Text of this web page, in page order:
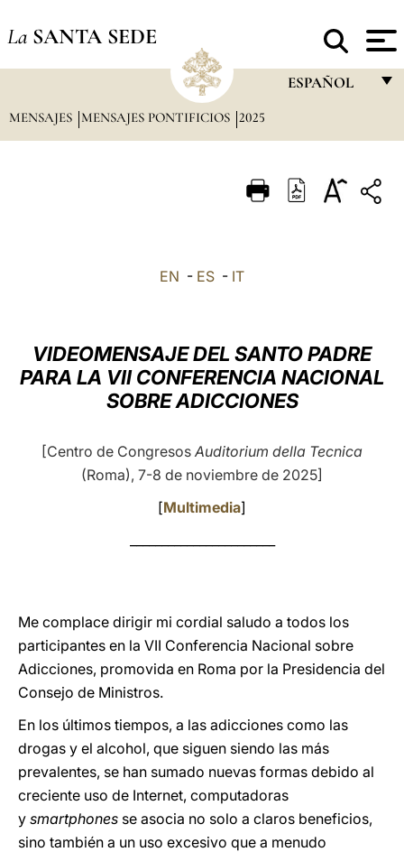
La SANTA SEDE
ESPAÑOL
ITALIANO
العربيّة
中文
MENSAJES MENSAJES PONTIFICIOS 2025
EN - ES - IT
VIDEOMENSAJE DEL SANTO PADRE
PARA LA VII CONFERENCIA NACIONAL
SOBRE ADICCIONES
[Centro de Congresos Auditorium della Tecnica
(Roma), 7-8 de noviembre de 2025]
[Multimedia]
Me complace dirigir mi cordial saludo a todos los
participantes en la VII Conferencia Nacional sobre
Adicciones, promovida en Roma por la Presidencia del
Consejo de Ministros.
En los últimos tiempos, a las adicciones como las
drogas y el alcohol, que siguen siendo las más
prevalentes, se han sumado nuevas formas debido al
creciente uso de Internet, computadoras
y smartphones se asocia no solo a claros beneficios,
sino también a un uso excesivo que a menudo